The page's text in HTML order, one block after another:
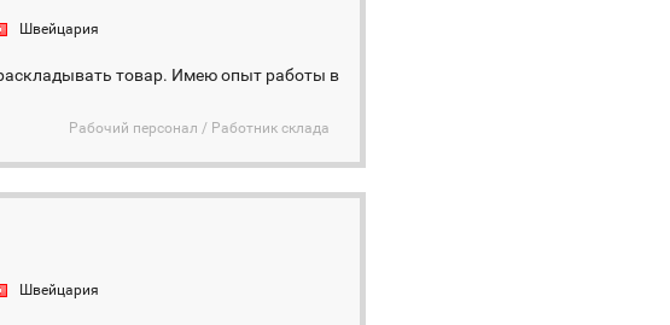
Швейцария
товар. Имею опыт работы в
Рабочий персонал / Работник склада
Швейцария